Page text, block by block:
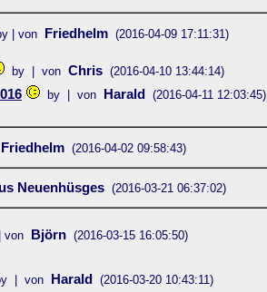
| von Friedhelm (2016-04-09 17:11:31)
by | von Chris (2016-04-10 13:44:14)
by | von Harald (2016-04-11 12:03:45)
Friedhelm (2016-04-02 09:58:43)
Neuenhüsges (2016-03-21 06:37:02)
von Björn (2016-03-15 16:05:50)
| von Harald (2016-03-20 10:43:11)